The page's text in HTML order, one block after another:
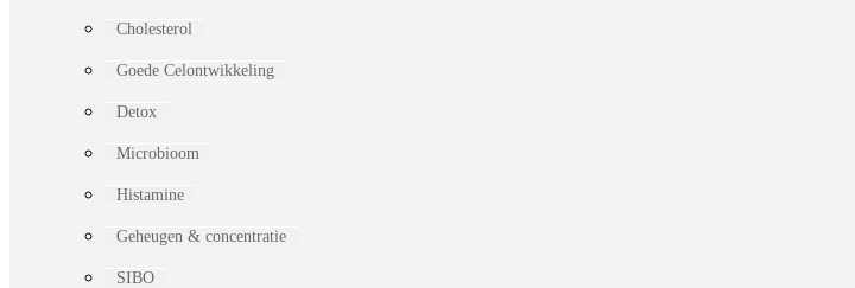
Cholesterol
Goede Celontwikkeling
Detox
Microbioom
Histamine
Geheugen & concentratie
SIBO